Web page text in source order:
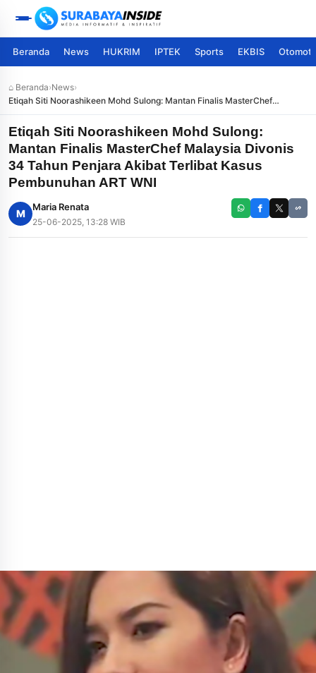
Beranda News HUKRIM IPTEK Sports EKBIS
⌂ Beranda›News›
Etiqah Siti Noorashikeen Mohd Sulong: Mantan Finalis MasterChef
Malaysia Divonis 34 Tahun Penjara Akibat Terlibat Kasus Pembunuhan
ART WNI
Etiqah Siti Noorashikeen Mohd Sulong:
Mantan Finalis MasterChef Malaysia Divonis
34 Tahun Penjara Akibat Terlibat Kasus
Pembunuhan ART WNI
M
Maria Renata
25-06-2025, 13:28 WIB